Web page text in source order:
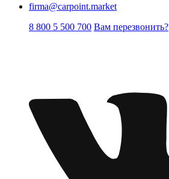
firma@carpoint.market
8 800 5 500 700 Вам перезвонить?